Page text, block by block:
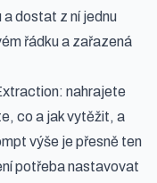
dostat z ní jednu
řádku a zařazená
nahrajete
co a jak vytěžit, a
výše je přesně ten
potřeba nastavovat